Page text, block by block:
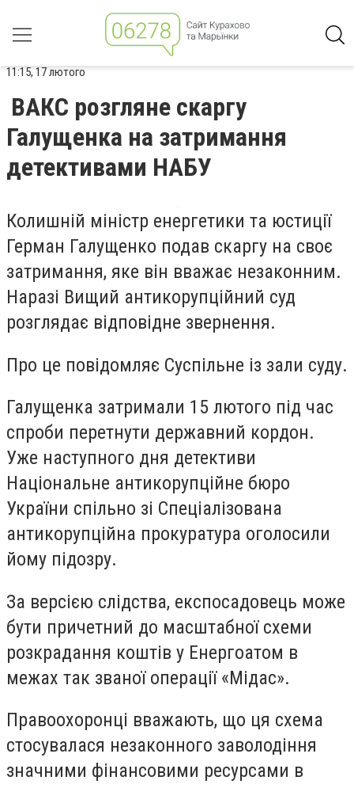
11:15, 17 лютого
ВАКС розгляне скаргу
Галущенка на затримання
детективами НАБУ
Колишній міністр енергетики та юстиції
Герман Галущенко подав скаргу на своє
затримання, яке він вважає незаконним.
Наразі Вищий антикорупційний суд
розглядає відповідне звернення.
Про це повідомляє Суспільне із зали суду.
Галущенка затримали 15 лютого під час
спроби перетнути державний кордон.
Уже наступного дня детективи
Національне антикорупційне бюро
України спільно зі Спеціалізована
антикорупційна прокуратура оголосили
йому підозру.
За версією слідства, експосадовець може
бути причетний до масштабної схеми
розкрадання коштів у Енергоатом в
межах так званої операції «Мідас».
Правоохоронці вважають, що ця схема
стосувалася незаконного заволодіння
значними фінансовими ресурсами в